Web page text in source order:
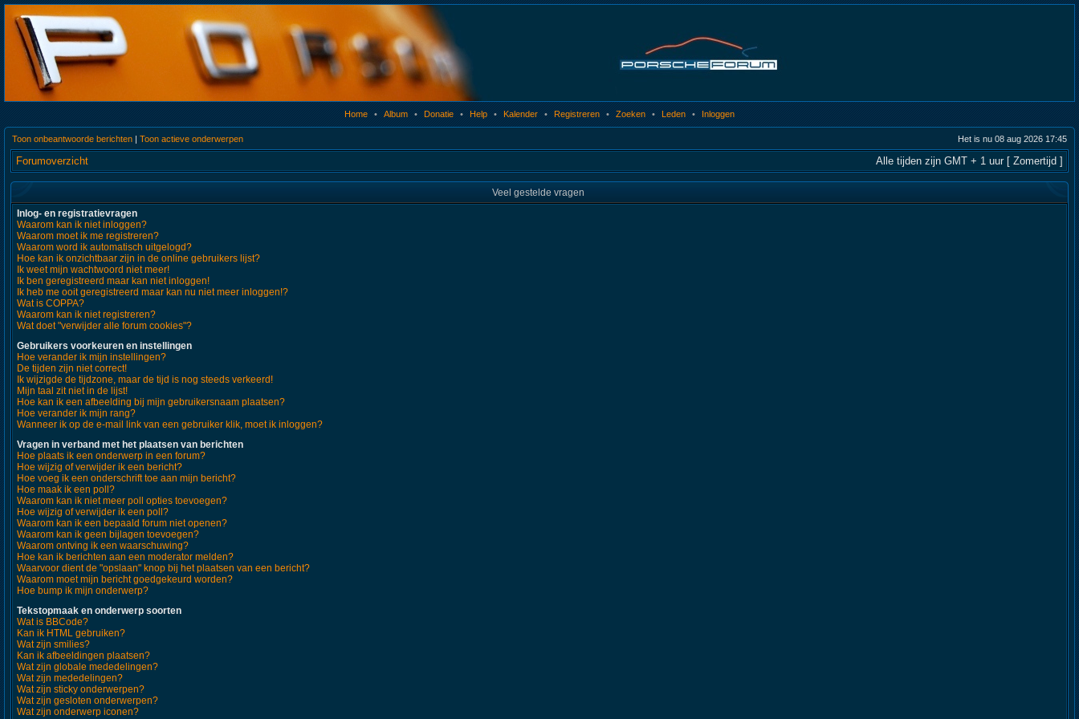
Home • Album • Donatie • Help • Kalender • Registreren • Zoeken • Leden • Inloggen
Toon onbeantwoorde berichten | Toon actieve onderwerpen Het is nu 08 aug 2026 17:45
Forumoverzicht Alle tijden zijn GMT + 1 uur [ Zomertijd ]
Veel gestelde vragen
Inlog- en registratievragen
Waarom kan ik niet inloggen?
Waarom moet ik me registreren?
Waarom word ik automatisch uitgelogd?
Hoe kan ik onzichtbaar zijn in de online gebruikers lijst?
Ik weet mijn wachtwoord niet meer!
Ik ben geregistreerd maar kan niet inloggen!
Ik heb me ooit geregistreerd maar kan nu niet meer inloggen!?
Wat is COPPA?
Waarom kan ik niet registreren?
Wat doet "verwijder alle forum cookies"?
Gebruikers voorkeuren en instellingen
Hoe verander ik mijn instellingen?
De tijden zijn niet correct!
Ik wijzigde de tijdzone, maar de tijd is nog steeds verkeerd!
Mijn taal zit niet in de lijst!
Hoe kan ik een afbeelding bij mijn gebruikersnaam plaatsen?
Hoe verander ik mijn rang?
Wanneer ik op de e-mail link van een gebruiker klik, moet ik inloggen?
Vragen in verband met het plaatsen van berichten
Hoe plaats ik een onderwerp in een forum?
Hoe wijzig of verwijder ik een bericht?
Hoe voeg ik een onderschrift toe aan mijn bericht?
Hoe maak ik een poll?
Waarom kan ik niet meer poll opties toevoegen?
Hoe wijzig of verwijder ik een poll?
Waarom kan ik een bepaald forum niet openen?
Waarom kan ik geen bijlagen toevoegen?
Waarom ontving ik een waarschuwing?
Hoe kan ik berichten aan een moderator melden?
Waarvoor dient de "opslaan" knop bij het plaatsen van een bericht?
Waarom moet mijn bericht goedgekeurd worden?
Hoe bump ik mijn onderwerp?
Tekstopmaak en onderwerp soorten
Wat is BBCode?
Kan ik HTML gebruiken?
Wat zijn smilies?
Kan ik afbeeldingen plaatsen?
Wat zijn globale mededelingen?
Wat zijn mededelingen?
Wat zijn sticky onderwerpen?
Wat zijn gesloten onderwerpen?
Wat zijn onderwerp iconen?